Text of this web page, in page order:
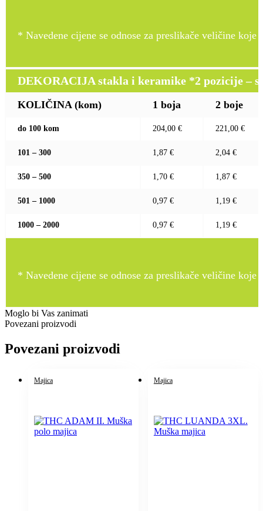
* Navedene cijene se odnose za preslikače veličine
DEKORACIJA stakla i keramike *2 pozicije –
KOLIČINA (kom) 1 boja 2 boje
do 100 kom 204,00 € 221,00 €
101 – 300 1,87 € 2,04 €
350 – 500 1,70 € 1,87 €
501 – 1000 0,97 € 1,19 €
1000 – 2000 0,97 € 1,19 €
* Navedene cijene se odnose za preslikače veličine
Moglo bi Vas zanimati
Povezani proizvodi
Povezani proizvodi
Majica Majica